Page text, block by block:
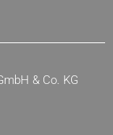
& Co. KG